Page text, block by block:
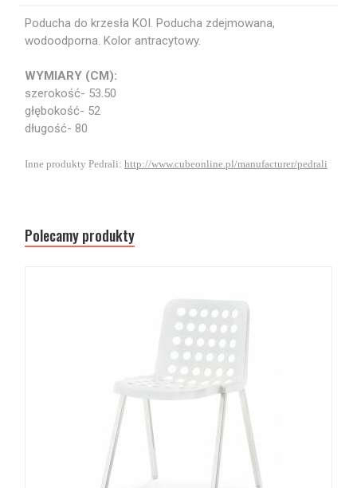
Poducha do krzesła KOI. Poducha zdejmowana,
wodoodporna. Kolor antracytowy.
WYMIARY (CM):
szerokość- 53.50
głębokość- 52
długość- 80
Inne produkty Pedrali: http://www.cubeonline.pl/manufacturer/pedrali
Polecamy produkty